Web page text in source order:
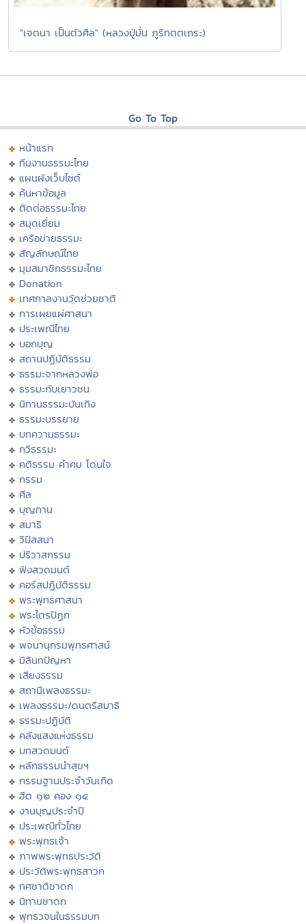
"เจตนา เป็นตัวศีล" (หลวงปู่มั่น ภูริทตฺตเถระ)
Go To Top
หน้าแรก
ทีมงานธรรมะไทย
แผนผังเว็บไซต์
ค้นหาข้อมูล
ติดต่อธรรมะไทย
สมุดเยี่ยม
เครือข่ายธรรมะ
สัญลักษณ์ไทย
มุมสมาชิกธรรมะไทย
Donation
เทศกาลงานวัดช่วยชาติ
การเผยแผ่ศาสนา
ประเพณีไทย
บอกบุญ
สถานปฏิบัติธรรม
ธรรมะจากหลวงพ่อ
ธรรมะกับเยาวชน
นิทานธรรมะบันเทิง
ธรรมะบรรยาย
บทความธรรมะ
กวีธรรมะ
คติธรรม คำคม โดนใจ
กรรม
ศีล
บุญทาน
สมาธิ
วิปัสสนา
ปริวาสกรรม
ฟังสวดมนต์
คอร์สปฏิบัติธรรม
พระพุทธศาสนา
พระไตรปิฏก
หัวข้อธรรม
พจนานุกรมพุทธศาสน์
มิลินทปัญหา
เสียงธรรม
สถานีเพลงธรรมะ
เพลงธรรมะ/ดนตรีสมาธิ
ธรรมะปฏิบัติ
คลังแสงแห่งธรรม
บทสวดมนต์
หลักธรรมนำสุขฯ
กรรมฐานประจำวันเกิด
ฮีต ๑๒ คอง ๑๔
งานบุญประจำปี
ประเพณีทั่วไทย
พระพุทธเจ้า
ภาพพระพุทธประวัติ
ประวัติพระพุทธสาวก
ทศชาติชาดก
นิทานชาดก
พุทธวจนในธรรมบท